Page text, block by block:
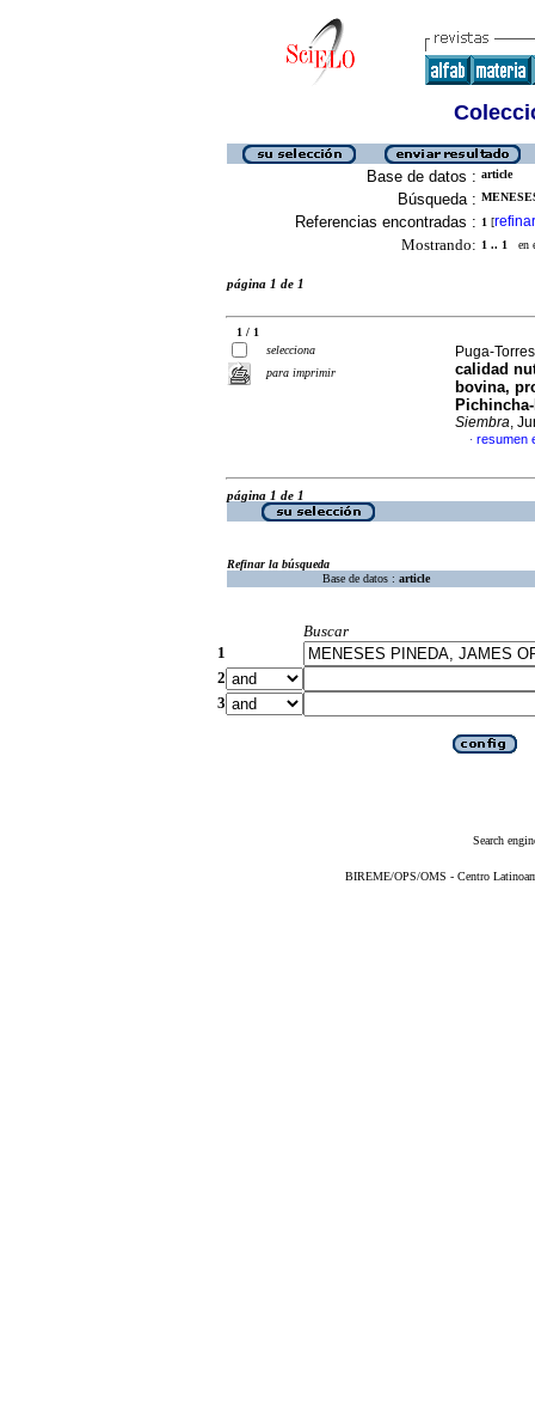
Base de datos : article
Búsqueda :
Referencias encontradas : 1 [refinar
Mostrando: 1 .. 1 en
página 1 de 1
1 / 1
selecciona
para imprimir
Puga-
calidad
bovina,
Siembra,
· resumen
página 1 de 1
Refinar la búsqueda
Base de datos : article
Buscar
1
2
3
Search
BIREME/OPS/OMS - Centro